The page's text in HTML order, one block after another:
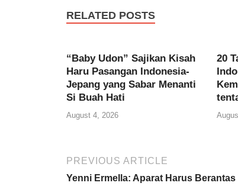
RELATED POSTS
“Baby Udon” Sajikan Kisah
Haru Pasangan Indonesia-
Jepang yang Sabar Menanti
Si Buah Hati
August 4, 2026
20
PREVIOUS ARTICLE
Yenni Ermella: Aparat Harus